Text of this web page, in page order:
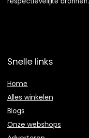
Snelle links
Home
Alles winkelen
Blogs
Onze webshops